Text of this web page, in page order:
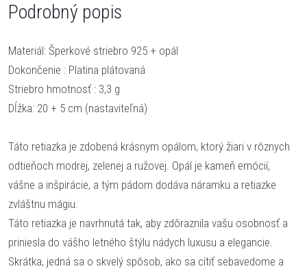
Podrobný popis
Materiál: Šperkové striebro 925 + opál
Dokončenie : Platina plátovaná
Striebro hmotnosť : 3,3 g
Dĺžka: 20 + 5 cm (nastaviteľná)
Táto retiazka je zdobená krásnym opálom, ktorý žiari v rôznych
odtieňoch modrej, zelenej a ružovej. Opál je kameň emócií,
vášne a inšpirácie, a tým pádom dodáva náramku a retiazke
zvláštnu mágiu.
Táto retiazka je navrhnutá tak, aby zdôraznila vašu osobnosť a
priniesla do vášho letného štýlu nádych luxusu a elegancie.
Skrátka, jedná sa o skvelý spôsob, ako sa cítiť sebavedome a